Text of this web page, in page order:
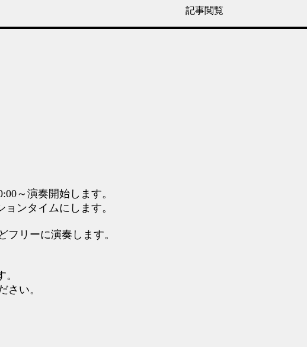
記事閲覧
～演奏開始します。
ョンタイムにします。
リーに演奏します。
さい。